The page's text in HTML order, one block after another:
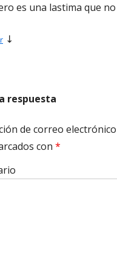
es una lastima que
↓
respuesta
de correo
con *